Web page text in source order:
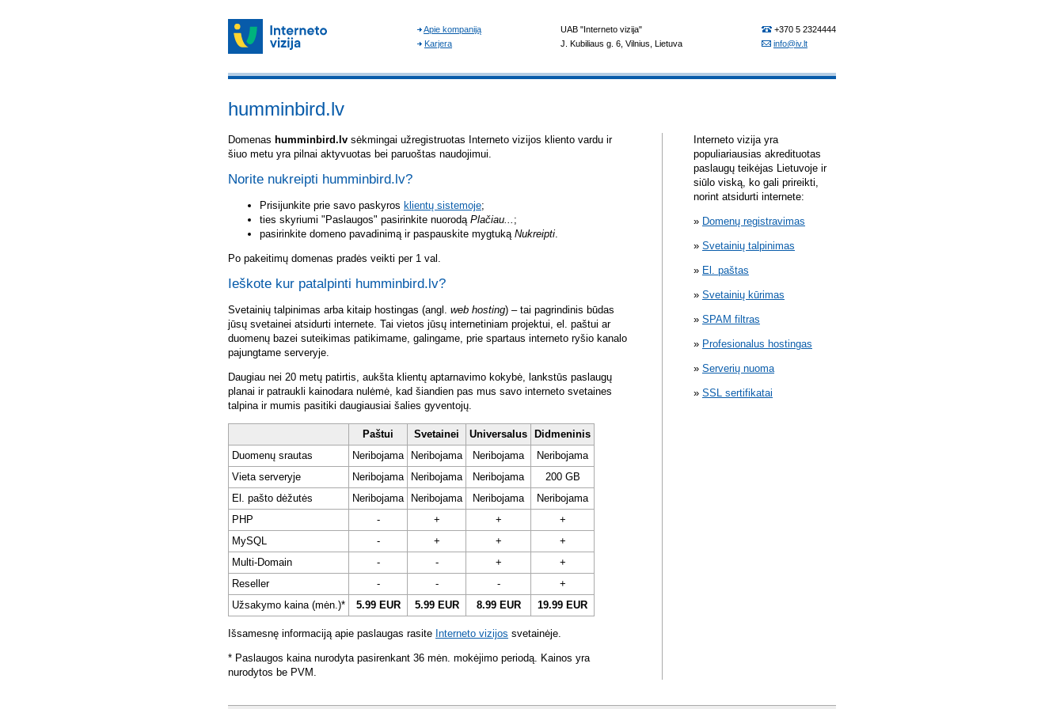
humminbird.lv
Domenas humminbird.lv sėkmingai užregistruotas Interneto vizijos kliento vardu ir
šiuo metu yra pilnai aktyvuotas bei paruoštas naudojimui.
Norite nukreipti humminbird.lv?
Prisijunkite prie savo paskyros klientų sistemoje;
ties skyriumi "Paslaugos" pasirinkite nuorodą Plačiau... ;
pasirinkite domeno pavadinimą ir paspauskite mygtuką Nukreipti.
Po pakeitimų domenas pradės veikti per 1 val.
Ieškote kur patalpinti humminbird.lv?
Svetainių talpinimas arba kitaip hostingas (angl. web hosting) – tai pagrindinis būdas
jūsų svetainei atsidurti internete. Tai vietos jūsų internetiniam projektui, el. paštui ar
duomenų bazei suteikimas patikimame, galingame, prie spartaus interneto ryšio kanalo
pajungtame serveryje.
Daugiau nei 20 metų patirtis, aukšta klientų aptarnavimo kokybė, lankstūs paslaugų
planai ir patraukli kainodara nulėmė, kad šiandien pas mus savo interneto svetaines
talpina ir mumis pasitiki daugiausiai šalies gyventojų.
Paštui Svetainei Universalus
Didmeninis
Duomenų srautas
Neribojama Neribojama Neribojama
Neribojama
Vieta serveryje
Neribojama Neribojama Neribojama
200 GB
El. pašto dėžutės
Neribojama Neribojama Neribojama
Neribojama
PHP
- + +
+
MySQL
- + +
+
Multi-Domain
- - +
+
Reseller
- - -
+
Užsakymo kaina (mėn.)*
5.99 EUR 5.99 EUR 8.99 EUR 19.99 EUR
Išsamesnę informaciją apie paslaugas rasite Interneto vizijos svetainėje.
* Paslaugos kaina nurodyta pasirenkant 36 mėn. mokėjimo periodą. Kainos yra
nurodytos be PVM.
Interneto vizija yra
populiariausias akredituotas
paslaugų teikėjas Lietuvoje ir
siūlo viską, ko gali prireikti,
norint atsidurti internete:
Domenų registravimas
Svetainių talpinimas
El. paštas
Svetainių kūrimas
SPAM filtras
Profesionalus hostingas
Serverių nuoma
SSL sertifikatai